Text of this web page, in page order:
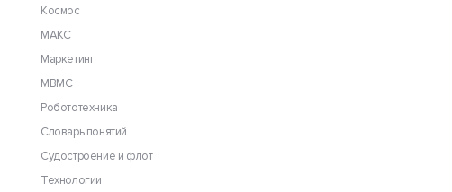
Космос
МАКС
Маркетинг
МВМС
Робототехника
Словарь понятий
Судостроение и флот
Технологии